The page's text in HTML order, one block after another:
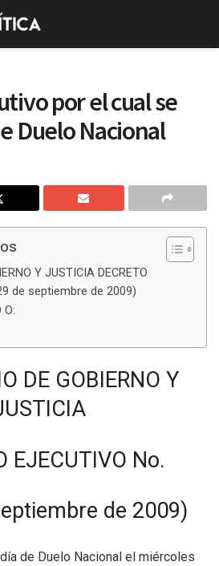
por el cual se
Duelo Nacional
Y JUSTICIA DECRETO
de septiembre de 2009)
O:
DE GOBIERNO Y
EJECUTIVO No.
de 2009)
de Duelo Nacional el miércoles